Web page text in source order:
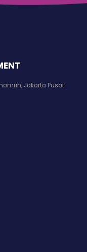
Jakarta Pusat